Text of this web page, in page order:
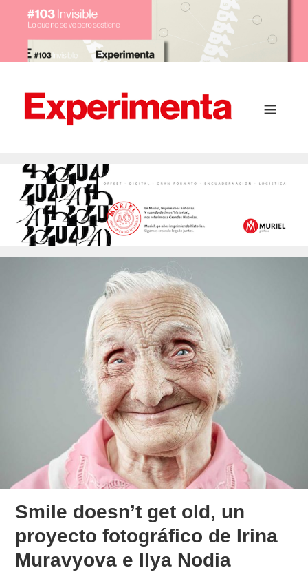
Smile doesn’t get old, un
proyecto fotográfico de Irina
Muravyova e Ilya Nodia